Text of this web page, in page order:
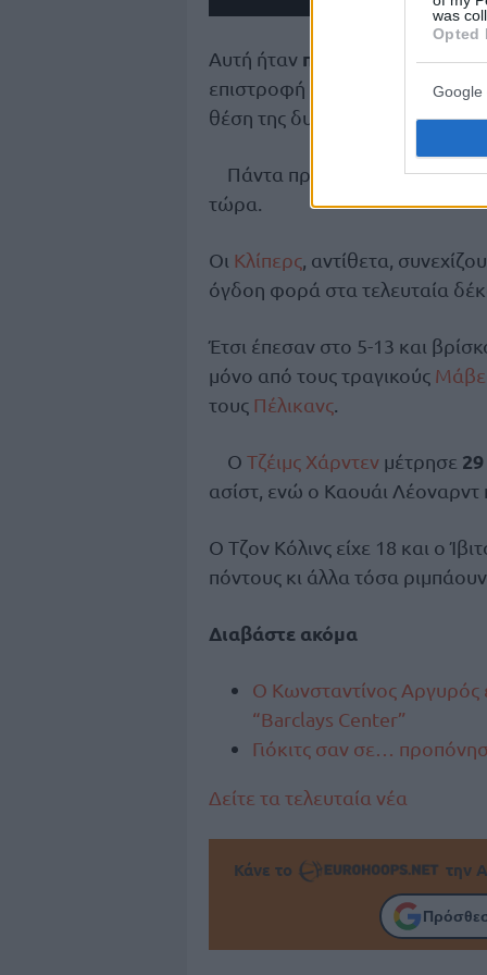
was
Opted
Google
Αυτή ήταν πέμπτη συνεχόμενη
επιστροφή του ΛεΜπρόν Τζέιμς
θέση της δυτικής
Πάντα πρώτοι είναι οι
τώρα.
Οι Κλίπερς, αντίθετα,
όγδοη φορά στα τελευταία
Έτσι έπεσαν στο 5-13 και
μόνο από τους τραγικούς
τους Πέλικανς.
Ο Τζέιμς Χάρντενμέτρησε
ασίστ, ενώ ο Καουάι
Ο Τζον Κόλινς είχε 18 και ο
πόντους κι άλλα τόσα
Διαβάστε ακόμα
Ο Κωνσταντίνος Αργυρός
“Barclays Center”
Γιόκιτς σαν σε…
Δείτε τα τελευταία νέα
Κάνε το την